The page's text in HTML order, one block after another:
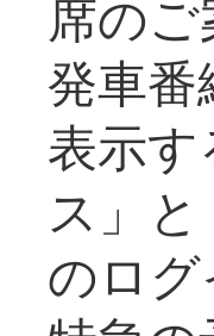
席の
発車
表示
ス」
のロ